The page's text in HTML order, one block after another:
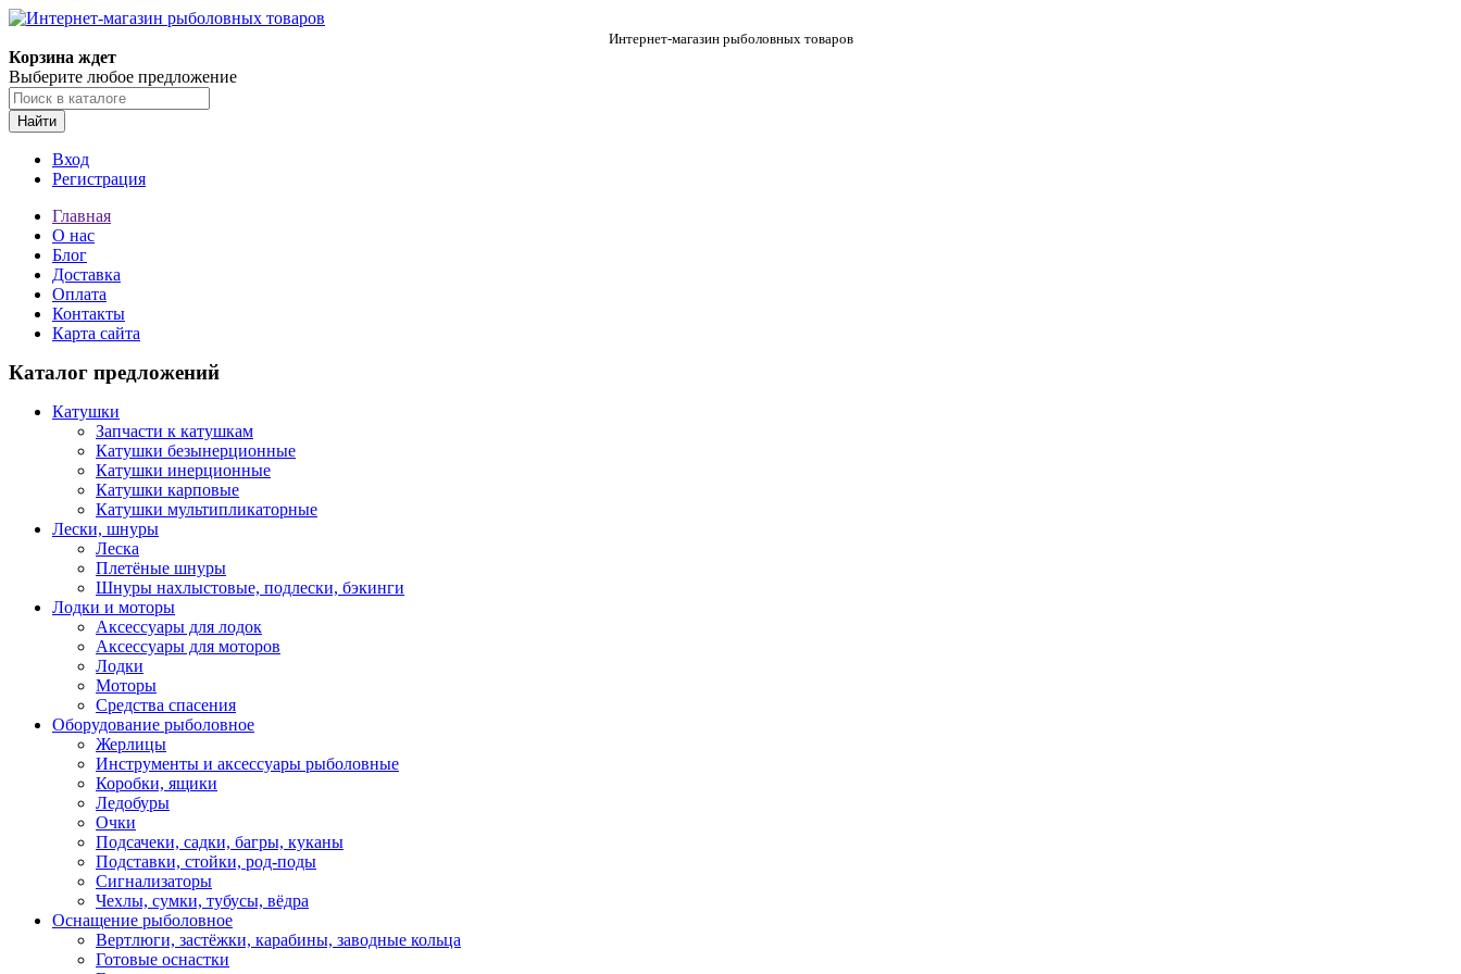
Интернет-магазин рыболовных товаров
Корзина ждет
Выберите любое предложение
Найти
Вход
Регистрация
Главная
О нас
Блог
Доставка
Оплата
Контакты
Карта сайта
Каталог предложений
Катушки
Запчасти к катушкам
Катушки безынерционные
Катушки инерционные
Катушки карповые
Катушки мультипликаторные
Лески, шнуры
Леска
Плетёные шнуры
Шнуры нахлыстовые, подлески, бэкинги
Лодки и моторы
Аксессуары для лодок
Аксессуары для моторов
Лодки
Моторы
Средства спасения
Оборудование рыболовное
Жерлицы
Инструменты и аксессуары рыболовные
Коробки, ящики
Ледобуры
Очки
Подсачеки, садки, багры, куканы
Подставки, стойки, род-поды
Сигнализаторы
Чехлы, сумки, тубусы, вёдра
Оснащение рыболовное
Вертлюги, застёжки, карабины, заводные кольца
Готовые оснастки